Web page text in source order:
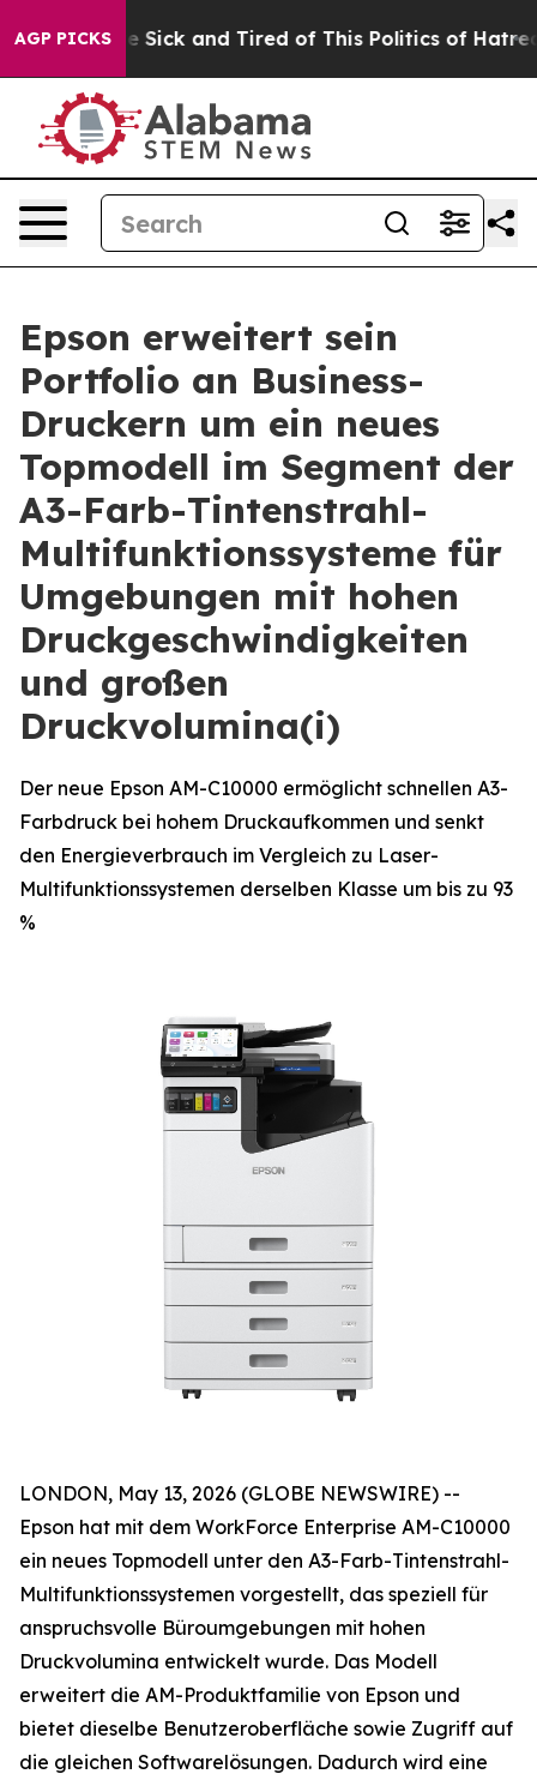
AGP PICKSAre Sick and Tired of This Politics of Hatred”
Epson erweitert sein
Portfolio an Business-
Druckern um ein neues
Topmodell im Segment der
A3-Farb-Tintenstrahl-
Multifunktionssysteme für
Umgebungen mit hohen
Druckgeschwindigkeiten
und großen
Druckvolumina(i)
Der neue Epson AM-C10000 ermöglicht schnellen A3-
Farbdruck bei hohem Druckaufkommen und senkt
den Energieverbrauch im Vergleich zu Laser-
Multifunktionssystemen derselben Klasse um bis zu 93
%
LONDON, May 13, 2026 (GLOBE NEWSWIRE) --
Epson hat mit dem WorkForce Enterprise AM-C10000
ein neues Topmodell unter den A3-Farb-Tintenstrahl-
Multifunktionssystemen vorgestellt, das speziell für
anspruchsvolle Büroumgebungen mit hohen
Druckvolumina entwickelt wurde. Das Modell
erweitert die AM-Produktfamilie von Epson und
bietet dieselbe Benutzeroberfläche sowie Zugriff auf
die gleichen Softwarelösungen. Dadurch wird eine